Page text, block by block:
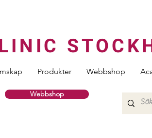
Produkter Webbshop
Webbshop